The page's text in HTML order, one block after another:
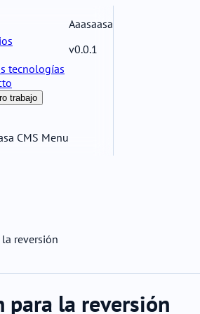
tecnologías
trabajo
CMS Menu
Aaasaasa
v0.0.1
reversión
para la reversión